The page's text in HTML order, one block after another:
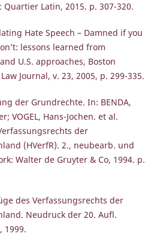
Quartier Latin, 2015. p. 307-320.
Hate Speech – Damned if you
lessons learned from
U.S. approaches, Boston
Journal, v. 23, 2005, p. 299-335.
der Grundrechte. In: BENDA,
VOGEL, Hans-Jochen. et al.
der
(HVerfR). 2., neubearb. und
Walter de Gruyter & Co, 1994. p.
des Verfassungsrechts der
Neudruck der 20. Aufl.
1999.